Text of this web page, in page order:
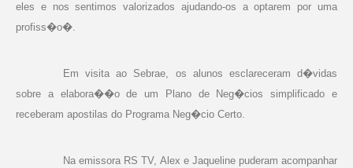
eles e nos sentimos valorizados ajudando-os a optarem por uma
profiss�o�.
Em visita ao Sebrae, os alunos esclareceram d�vidas
sobre a elabora��o de um Plano de Neg�cios simplificado e
receberam apostilas do Programa Neg�cio Certo.
Na emissora RS TV, Alex e Jaqueline puderam acompanhar